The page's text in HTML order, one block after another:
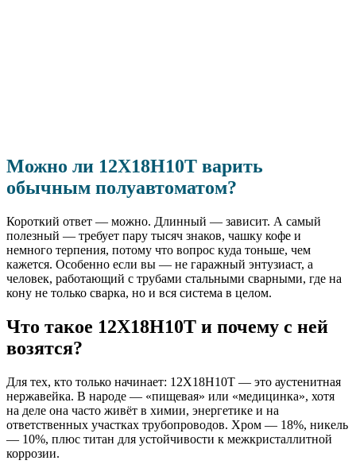
Можно ли 12Х18Н10Т варить
обычным полуавтоматом?
Короткий ответ — можно. Длинный — зависит. А самый
полезный — требует пару тысяч знаков, чашку кофе и
немного терпения, потому что вопрос куда тоньше, чем
кажется. Особенно если вы — не гаражный энтузиаст, а
человек, работающий с трубами стальными сварными, где на
кону не только сварка, но и вся система в целом.
Что такое 12Х18Н10Т и почему с ней
возятся?
Для тех, кто только начинает: 12Х18Н10Т — это аустенитная
нержавейка. В народе — «пищевая» или «медицинка», хотя
на деле она часто живёт в химии, энергетике и на
ответственных участках трубопроводов. Хром — 18%, никель
— 10%, плюс титан для устойчивости к межкристаллитной
коррозии.